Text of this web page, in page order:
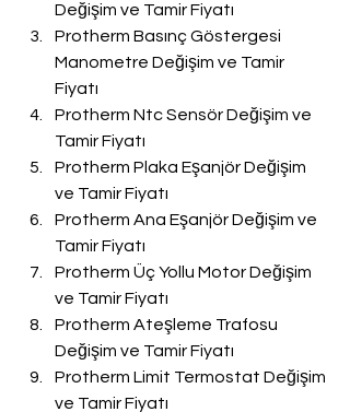
Değişim ve Tamir Fiyatı
Protherm Basınç Göstergesi
Manometre Değişim ve Tamir
Fiyatı
Protherm Ntc Sensör Değişim ve
Tamir Fiyatı
Protherm Plaka Eşanjör Değişim
ve Tamir Fiyatı
Protherm Ana Eşanjör Değişim ve
Tamir Fiyatı
Protherm Üç Yollu Motor Değişim
ve Tamir Fiyatı
Protherm Ateşleme Trafosu
Değişim ve Tamir Fiyatı
Protherm Limit Termostat Değişim
ve Tamir Fiyatı